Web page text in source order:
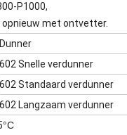
P1000,
met ontvetter.
Dunner
602 Snelle verdunner
602 Standaard verdunner
602 Langzaam verdunner
°C